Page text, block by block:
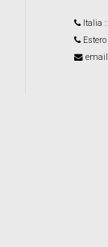
Italia
Estero
email